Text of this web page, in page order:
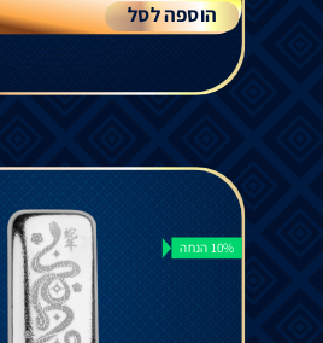
הוספה לסל
10% הנחה